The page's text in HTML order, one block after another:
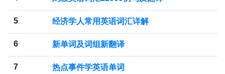
5 经济学人常用英语词汇详解
6 新单词及词组新翻译
7 热点事件学英语单词